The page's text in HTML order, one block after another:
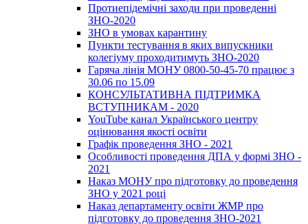
Протиепідемічні заходи при проведенні
ЗНО-2020
ЗНО в умовах карантину
Пункти тестування в яких випускники
колегіуму проходитимуть ЗНО-2020
Гаряча лінія МОНУ 0800-50-45-70 працює з
30.06 по 15.09
КОНСУЛЬТАТИВНА ПІДТРИМКА
ВСТУПНИКАМ - 2020
YouTube канал Українського центру
оцінювання якості освіти
Графік проведення ЗНО - 2021
Особливості проведення ДПА у формі ЗНО -
2021
Наказ МОНУ про підготовку до проведення
ЗНО у 2021 році
Наказ департаменту освіти ЖМР про
підготовку до проведення ЗНО-2021